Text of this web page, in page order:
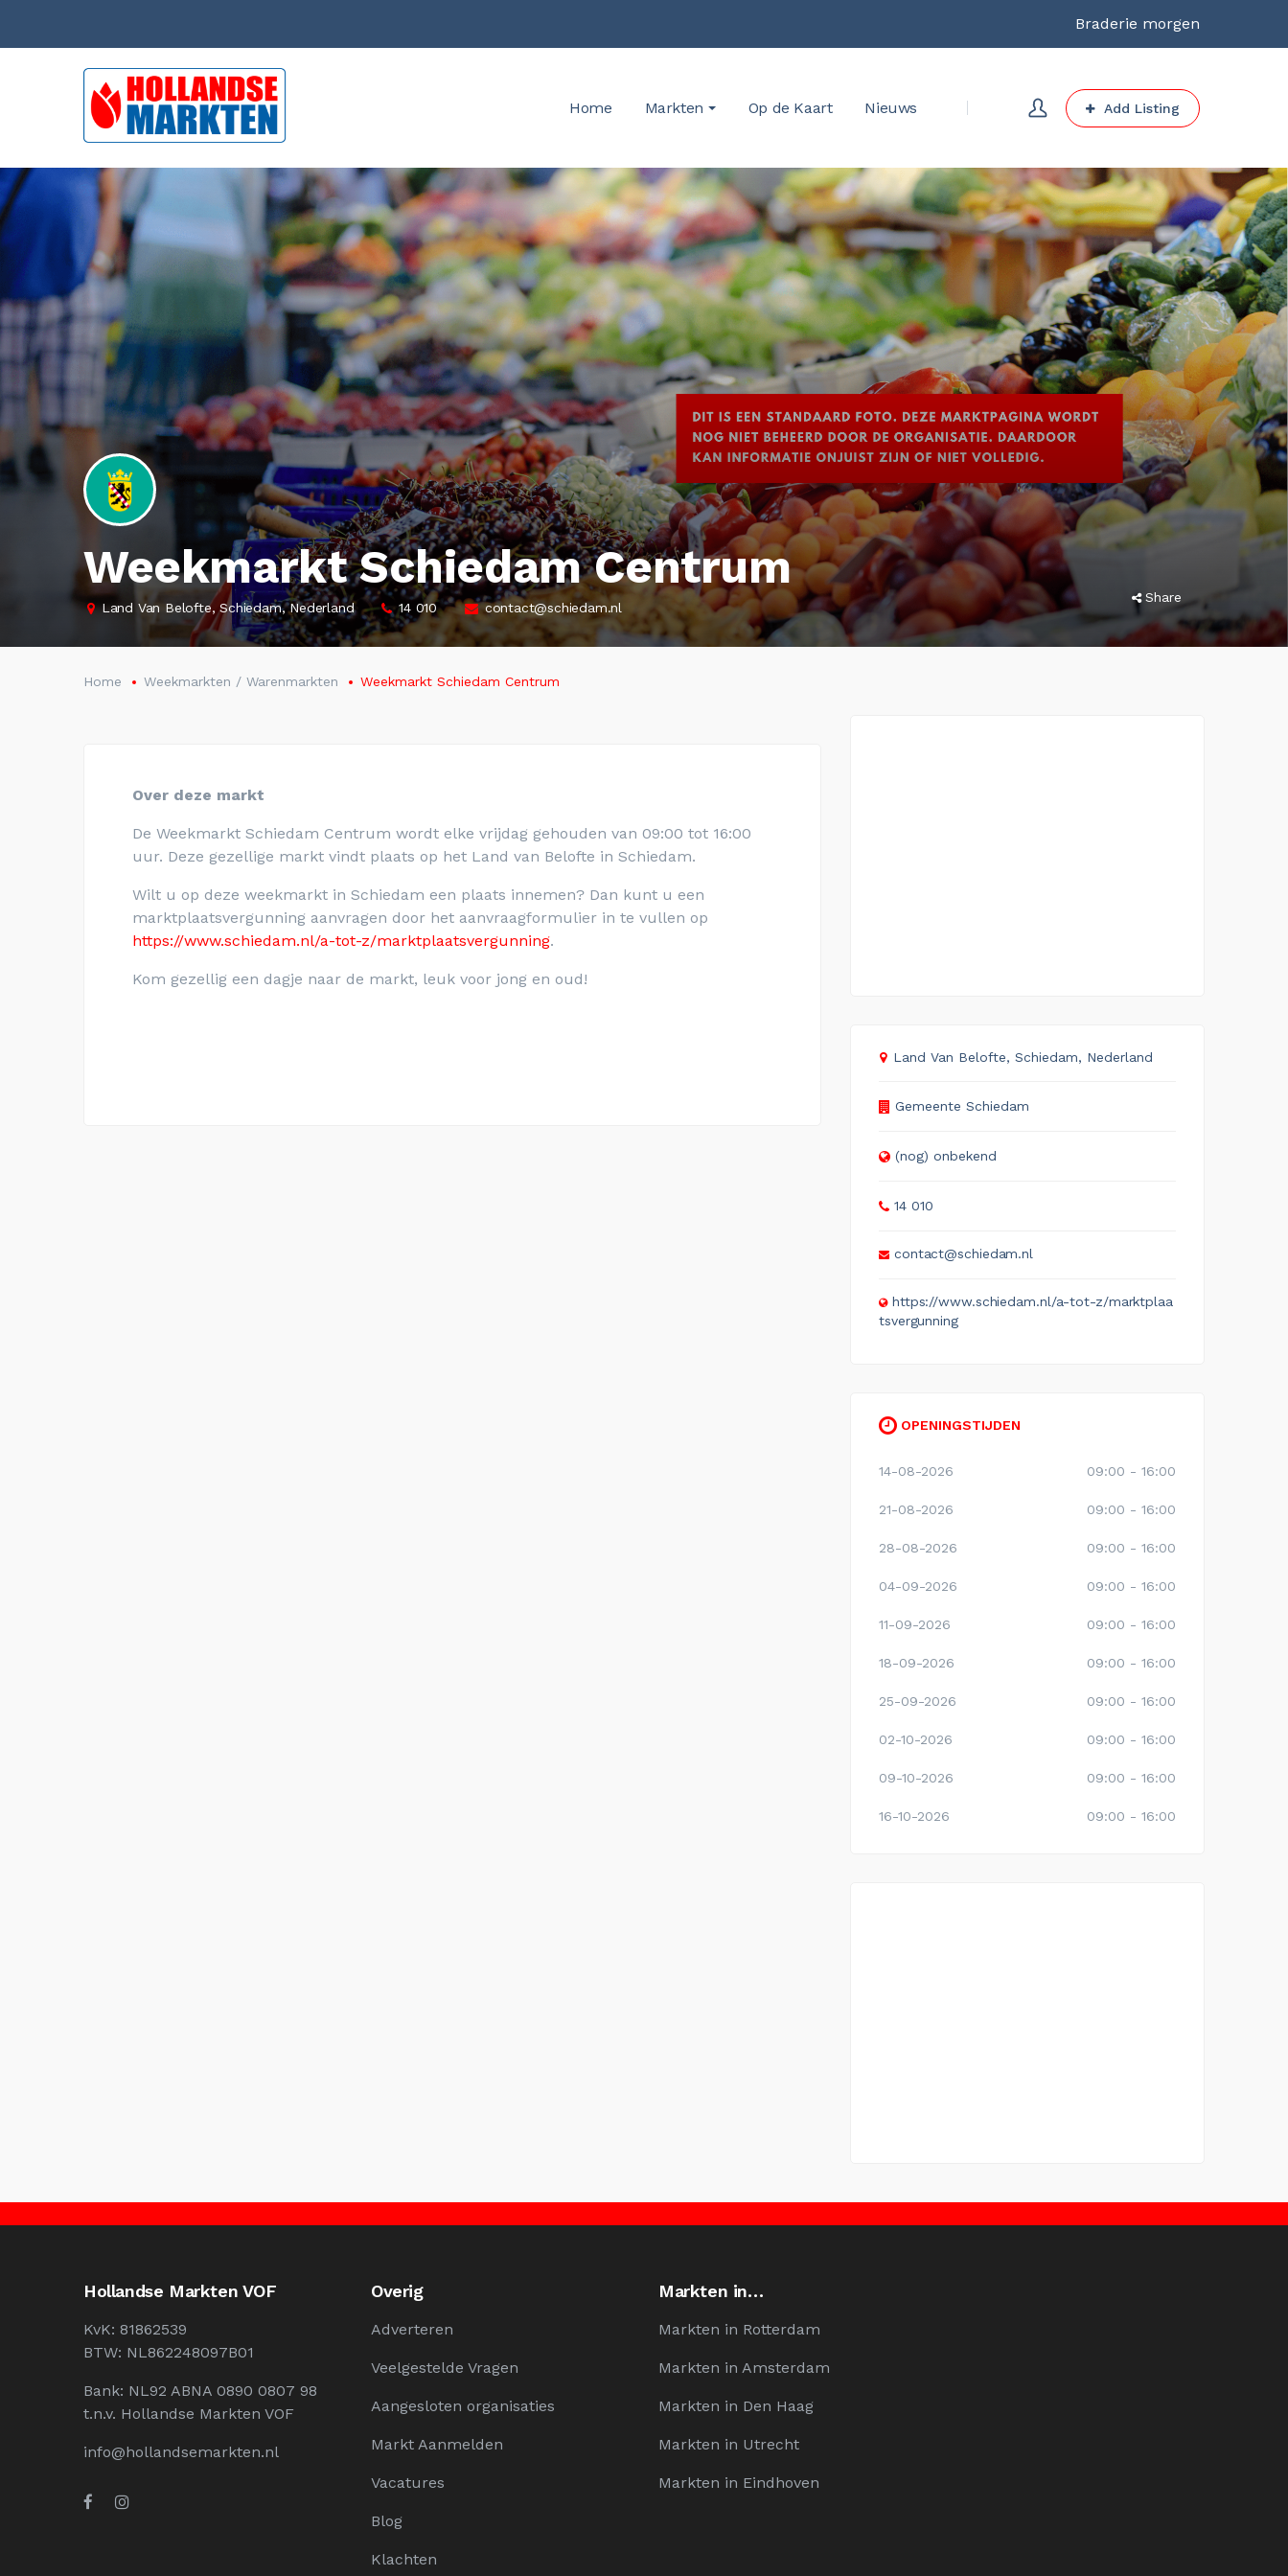
Braderie morgen
Home Markten Op de Kaart Nieuws Add Listing
Weekmarkt Schiedam Centrum
Land Van Belofte, Schiedam, Nederland 14 010 contact@schiedam.nl
Share
Home Weekmarkten / Warenmarkten Weekmarkt Schiedam Centrum
Over deze markt
De Weekmarkt Schiedam Centrum wordt elke vrijdag gehouden van 09:00 tot 16:00
uur. Deze gezellige markt vindt plaats op het Land van Belofte in Schiedam.
Wilt u op deze weekmarkt in Schiedam een plaats innemen? Dan kunt u een
marktplaatsvergunning aanvragen door het aanvraagformulier in te vullen op
https://www.schiedam.nl/a-tot-z/marktplaatsvergunning.
Kom gezellig een dagje naar de markt, leuk voor jong en oud!
Land Van Belofte, Schiedam, Nederland
Gemeente Schiedam
(nog) onbekend
14 010
contact@schiedam.nl
https://www.schiedam.nl/a-tot-z/marktplaa
tsvergunning
OPENINGSTIJDEN
14-08-2026 09:00 - 16:00
21-08-2026 09:00 - 16:00
28-08-2026 09:00 - 16:00
04-09-2026 09:00 - 16:00
11-09-2026 09:00 - 16:00
18-09-2026 09:00 - 16:00
25-09-2026 09:00 - 16:00
02-10-2026 09:00 - 16:00
09-10-2026 09:00 - 16:00
16-10-2026 09:00 - 16:00
Hollandse Markten VOF
KvK: 81862539
BTW: NL862248097B01
Bank: NL92 ABNA 0890 0807 98
t.n.v. Hollandse Markten VOF
info@hollandsemarkten.nl
Overig
Adverteren
Veelgestelde Vragen
Aangesloten organisaties
Markt Aanmelden
Vacatures
Blog
Klachten
Markten in…
Markten in Rotterdam
Markten in Amsterdam
Markten in Den Haag
Markten in Utrecht
Markten in Eindhoven